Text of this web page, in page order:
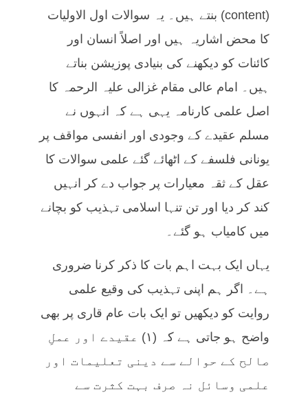
(content) بنتے ہیں۔ یہ سوالات اول الاولیات
کا محض اشاریہ ہیں اور اصلاً انسان اور
کائنات کو دیکھنے کی بنیادی پوزیشن بناتے
ہیں۔ امام عالی مقام غزالی علیہ الرحمہ کا
اصل علمی کارنامہ یہی ہے کہ انہوں نے
مسلم عقیدے کے وجودی اور انفسی مواقف پر
یونانی فلسفے کے اٹھائے گئے علمی سوالات کا
عقل کے ثقہ معیارات پر جواب دے کر انہیں
کند کر دیا اور تن تنہا اسلامی تہذیب کو بچانے
میں کامیاب ہو گئے۔
یہاں ایک بہت اہم بات کا ذکر کرنا ضروری
ہے۔ اگر ہم اپنی تہذیب کی وقیع علمی
روایت کو دیکھیں تو ایک بات عام قاری پر بھی
واضح ہو جاتی ہے کہ (۱) عقیدے اور عملِ
صالح کے حوالے سے دینی تعلیمات اور
علمی وسائل نہ صرف بہت کثرت سے